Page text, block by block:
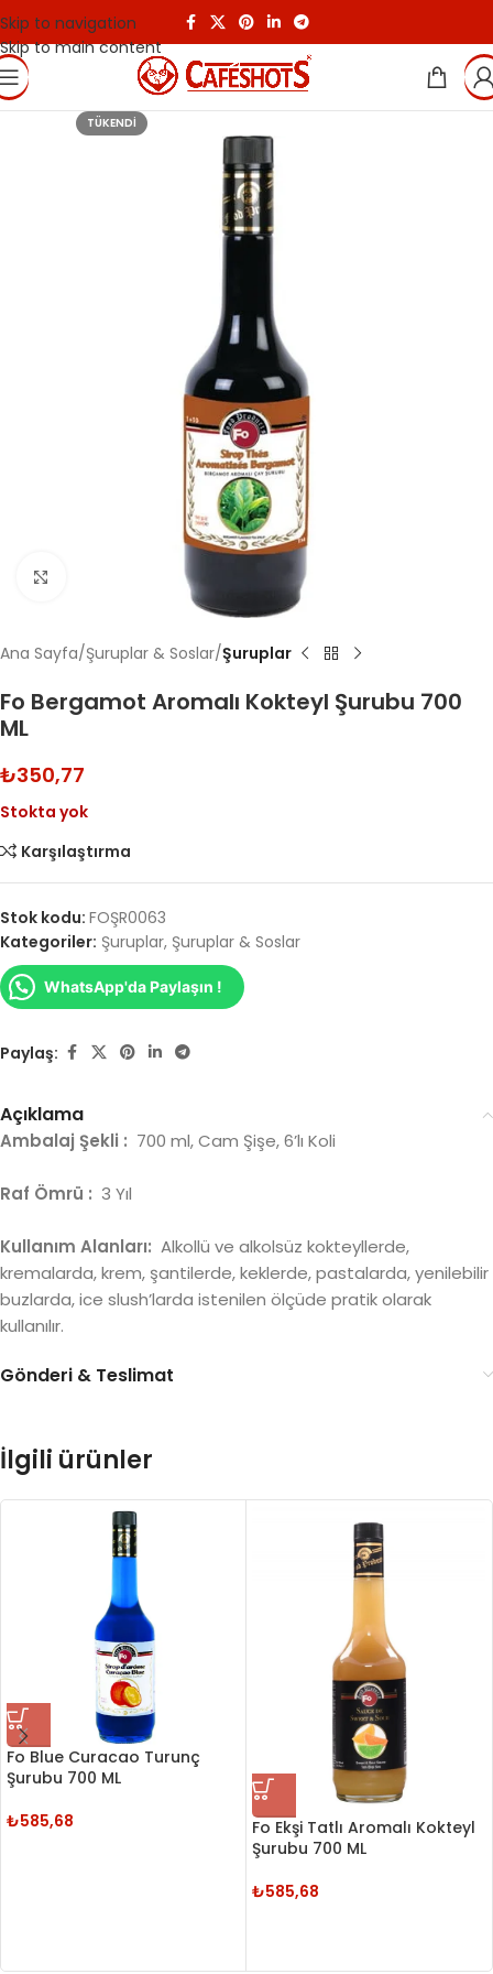
Skip to navigation
Skip to main content
TÜKENDI
Ana Sayfa Şuruplar & Soslar Şuruplar
Fo Bergamot Aromalı Kokteyl Şurubu 700
ML
₺350,77
Stokta yok
Karşılaştırma
Stok kodu: FOŞR0063
Kategoriler: Şuruplar, Şuruplar & Soslar
WhatsApp'da Paylaşın !
Paylaş:
Açıklama
Ambalaj Şekli : 700 ml, Cam Şişe, 6’lı Koli
Raf Ömrü : 3 Yıl
Kullanım Alanları: Alkollü ve alkolsüz kokteyllerde,
kremalarda, krem, şantilerde, keklerde, pastalarda, yenilebilir
buzlarda, ice slush’larda istenilen ölçüde pratik olarak
kullanılır.
Gönderi & Teslimat
İlgili ürünler
Fo Blue Curacao Turunç
Şurubu 700 ML
₺585,68
Fo Ekşi Tatlı Aromalı Kokteyl
Şurubu 700 ML
₺585,68